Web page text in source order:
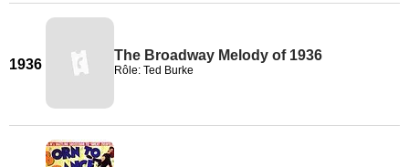
1936
The Broadway Melody of 1936
Rôle: Ted Burke